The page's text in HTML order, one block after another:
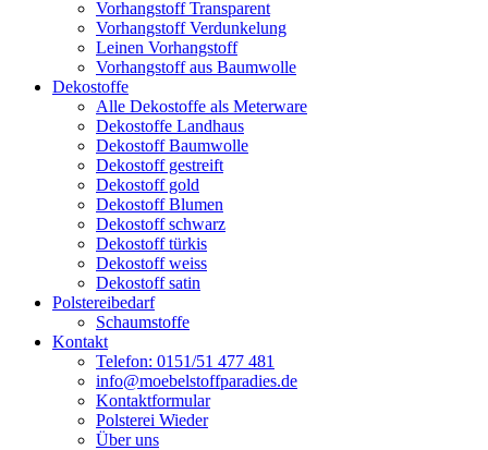
Vorhangstoff Transparent
Vorhangstoff Verdunkelung
Leinen Vorhangstoff
Vorhangstoff aus Baumwolle
Dekostoffe
Alle Dekostoffe als Meterware
Dekostoffe Landhaus
Dekostoff Baumwolle
Dekostoff gestreift
Dekostoff gold
Dekostoff Blumen
Dekostoff schwarz
Dekostoff türkis
Dekostoff weiss
Dekostoff satin
Polstereibedarf
Schaumstoffe
Kontakt
Telefon: 0151/51 477 481
info@moebelstoffparadies.de
Kontaktformular
Polsterei Wieder
Über uns